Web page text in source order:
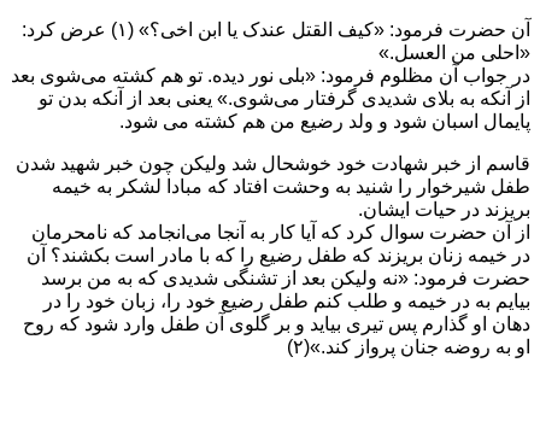
آن حضرت فرمود: «کیف القتل عندک یا ابن اخی؟» (۱) عرض کرد:
«احلی من العسل.»
در جواب آن مظلوم فرمود: «بلی نور دیده. تو هم کشته می‌شوی بعد
از آنکه به بلای شدیدی گرفتار می‌شوی.» یعنی بعد از آنکه بدن تو
پایمال اسبان شود و ولد رضیع من هم کشته می شود.
قاسم از خبر شهادت خود خوشحال شد ولیکن چون خبر شهید شدن
طفل شیرخوار را شنید به وحشت افتاد که مبادا لشکر به خیمه
بریزند در حیات ایشان.
از آن حضرت سوال کرد که آیا کار به آنجا می‌انجامد که نامحرمان
در خیمه زنان بریزند که طفل رضیع را که با مادر است بکشند؟ آن
حضرت فرمود: «نه ولیکن بعد از تشنگی شدیدی که به من برسد
بیایم به در خیمه و طلب کنم طفل رضیع خود را، زبان خود را در
دهان او گذارم پس تیری بیاید و بر گلوی آن طفل وارد شود که روح
او به روضه جنان پرواز کند.»(۲)